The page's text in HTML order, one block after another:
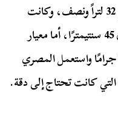
للحبوب يساوي 8 جالونات تقريباً أي 32 لتراً ونصف، وكانت
وحدة المكاييل تسمى «هنو» ويساوي 45 سنتيمترًا، أما معيار
الوزن فكان «الدبن» ويساوي نحو 92 جرامًا واستعمل المصري
التي كانت تحتاج إلى دقة.